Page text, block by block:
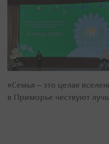
«Семья – это целая
в Приморье чествуют